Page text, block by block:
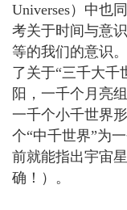
Universes）中也
考关于时间与意
等的我们的意识
了关于“三千大千
阳，一千个月亮
一千个小千世界
个“中千世界”为
前就能指出宇宙
确！）。